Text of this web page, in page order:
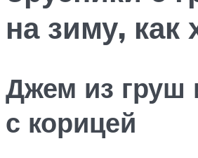
на зиму, как
Джем из груш
с корицей